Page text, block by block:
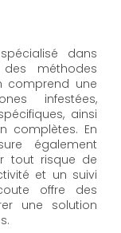
dans
méthodes
comprend une
infestées,
ainsi
complètes. En
également
tout risque de
et un suivi
offre des
une solution